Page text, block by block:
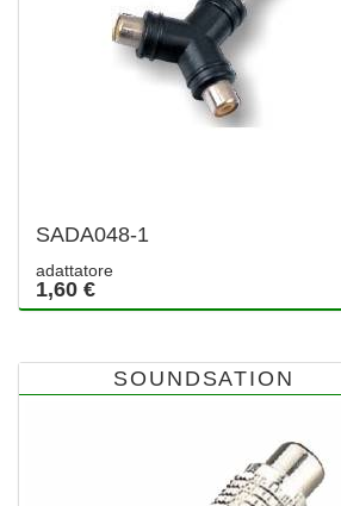
SADA048-1
adattatore
1,60 €
SOUNDSATION